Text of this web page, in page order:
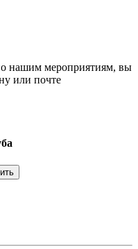
нашим мероприятиям, вы
или почте